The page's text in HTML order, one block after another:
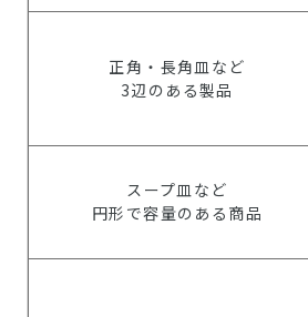
正角・長角皿など
3辺のある製品
スープ皿など
円形で容量のある商品